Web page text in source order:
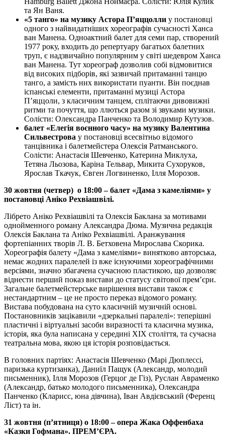
та Ян Ваня.
«5 танго» на музику Астора П’яццолли у постановці
одного з найвидатніших хореографів сучасності Ханса
ван Манена. Одноактний балет для семи пар, створений
1977 року, входить до репертуару багатьох балетних
труп, є надзвичайно популярним у світі шедевром Ханса
ван Манена. Тут хореограф дозволив собі відмовитися
від високих підборів, які зазвичай притаманні танцю
танго, а замість них використати пуанти. Він поєднав
іспанські елементи, притаманні музиці Астора
П’яццоли, з класичним танцем, сплітаючи дивовижні
ритми та почуття, що ллються разом зі звуками музики.
Солісти: Олександра Панченко та Володимир Кутузов.
балет «Елегія воєнного часу» на музику Валентина
Сильвестрова у постановці всесвітньо відомого
танцівника і балетмейстера Олексія Ратманського.
Солісти: Анастасія Шевченко, Катерина Миклуха,
Тетяна Льозова, Каріна Тельвар, Микита Сухоруков,
Ярослав Ткачук, Євген Логвиненко, Ілля Морозов.
30 жовтня (четвер) о 18:00 –балет «Дама з камеліями» у
постановці Аніко Рехвіашвілі.
Лібрето Аніко Рехвіашвілі та Олексія Баклана за мотивами
однойменного роману Александра Дюма. Музична редакція
Олексія Баклана та Аніко Рехвіашвілі. Аранжування
фортепіанних творів Л. В. Бетховена Мирослава Скорика.
Хореографія балету «Дама з камеліями» винятково авторська,
немає жодних паралелей із вже існуючими хореографічними
версіями, значно збагачена сучасною пластикою, що дозволяє
віднести перший показ вистави до статусу світової прем’єри.
Загальне балетмейстерське вирішення вистави також є
нестандартним – це не просто переказ відомого роману.
Вистава побудована на суто класичній музичній основі.
Постановників зацікавили «дзеркальні паралелі»: теперішні
пластичні і віртуальні засоби виразності та класична музика,
історія, яка була написана у середині XIX століття, та сучасна
театральна мова, якою ця історія розповідається.
В головних партіях: Анастасія Шевченко (Марі Дюплессі,
паризька куртизанка), Даниїл Пащук (Александр, молодий
письменник), Ілля Морозов (Герцог де Гіз), Руслан Авраменко
(Александр, батько молодого письменника), Олександра
Панченко (Кларисс, юна дівчина), Іван Авдієвський (Ференц
Ліст) та ін.
31 жовтня (п’ятниця) о 18:00 – опера Жака Оффенбаха
«Казки Гофмана». ПРЕМ’ЄРА.